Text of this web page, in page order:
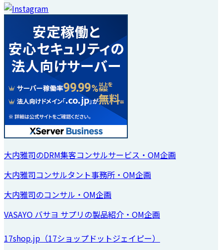
大内雅司のDRM集客コンサルサービス・OM企画
大内雅司コンサルタント事務所・OM企画
大内雅司のコンサル・OM企画
VASAYO バサヨ サプリの製品紹介・OM企画
17shop.jp（17ショップドットジェイピー）